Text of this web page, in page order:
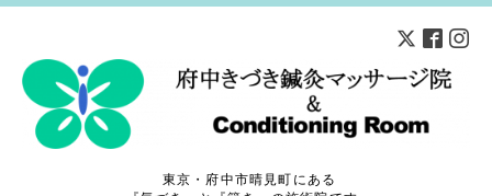
東京・府中市晴見町にある